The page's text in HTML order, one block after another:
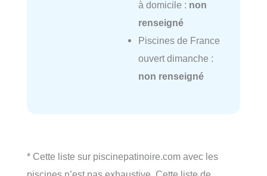
à domicile : non
renseigné
Piscines de France
ouvert dimanche :
non renseigné
* Cette liste sur piscinepatinoire.com avec les